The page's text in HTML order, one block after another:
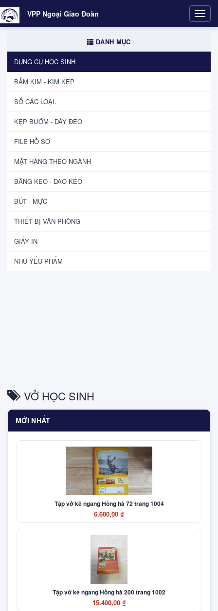
VPP Ngoại Giao Đoàn
DANH MỤC
DỤNG CỤ HỌC SINH
BẤM KIM - KIM KẸP
SỔ CÁC LOẠI.
KẸP BƯỚM - DÂY ĐEO
FILE HỒ SƠ
MẶT HÀNG THEO NGÀNH
BĂNG KEO - DAO KÉO
BÚT - MỰC
THIẾT BỊ VĂN PHÒNG
GIẤY IN
NHU YẾU PHẨM
VỞ HỌC SINH
MỚI NHẤT
Tập vở kẻ ngang Hồng hà 72 trang 1004
6.600,00 ₫
Tập vở kẻ ngang Hồng hà 200 trang 1002
15.400,00 ₫